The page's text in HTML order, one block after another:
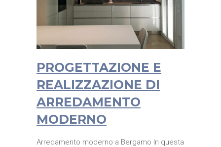
PROGETTAZIONE E
REALIZZAZIONE DI
ARREDAMENTO
MODERNO
Arredamento moderno a Bergamo In questa